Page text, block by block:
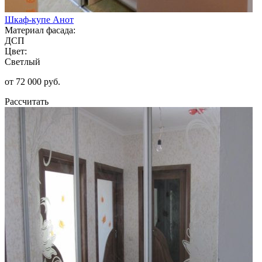
Шкаф-купе Анот
Материал фасада:
ДСП
Цвет:
Светлый
от 72 000 руб.
Рассчитать